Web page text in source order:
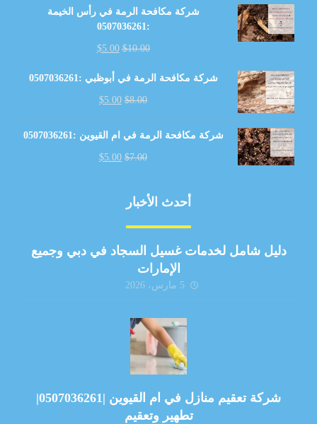
شركة مكافحة الرمة في رأس الخيمة
:0507036261
$10.00
$5.00
شركة مكافحة الرمة في أبوظبي :0507036261
$8.00
$5.00
شركة مكافحة الرمة في ام القيوين :0507036261
$7.00
$5.00
أحدث الأخبار
دليل شامل لخدمات غسيل السجاد في دبي وجميع
الإمارات
5 مارس، 2026
شركة تعقيم منازل في ام القيوين |0507036261|
تطهير وتعقيم